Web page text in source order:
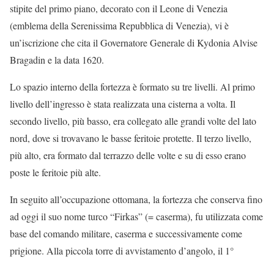
stipite del primo piano, decorato con il Leone di Venezia
(emblema della Serenissima Repubblica di Venezia), vi è
un’iscrizione che cita il Governatore Generale di Kydonia Alvise
Bragadin e la data 1620.
Lo spazio interno della fortezza è formato su tre livelli. Al primo
livello dell’ingresso è stata realizzata una cisterna a volta. Il
secondo livello, più basso, era collegato alle grandi volte del lato
nord, dove si trovavano le basse feritoie protette. Il terzo livello,
più alto, era formato dal terrazzo delle volte e su di esso erano
poste le feritoie più alte.
In seguito all’occupazione ottomana, la fortezza che conserva fino
ad oggi il suo nome turco “Firkas” (= caserma), fu utilizzata come
base del comando militare, caserma e successivamente come
prigione. Alla piccola torre di avvistamento d’angolo, il 1°